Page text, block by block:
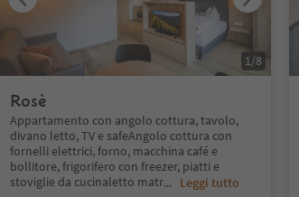
Rosè
Appartamento con angolo cottura, tavolo,
divano letto, TV e safeAngolo cottura con
fornelli elettrici, forno, macchina café e
bollitore, frigorifero con freezer, piatti e
stoviglie da cucinaletto matr... Leggi tutto
1/8